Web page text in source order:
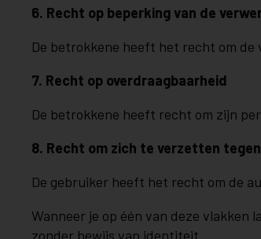
6. Recht op beperking van de
De betrokkene heeft het recht om
7. Recht op overdraagbaarheid
De betrokkene heeft recht om zijn
8. Recht om zich te verzetten
De gebruiker heeft het recht om de
Wanneer je op één van deze
zonder bewijs van identiteit.